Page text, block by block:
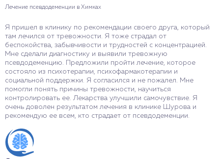
Лечение псевдодеменции в Химках
Я пришел в клинику по рекомендации своего друга, который
там лечился от тревожности. Я тоже страдал от
беспокойства, забывчивости и трудностей с концентрацией.
Мне сделали диагностику и выявили тревожную
псевдодеменцию. Предложили пройти лечение, которое
состояло из психотерапии, психофармакотерапии и
социальной поддержки. Я согласился и не пожалел. Мне
помогли понять причины тревожности, научиться
контролировать ее. Лекарства улучшили самочувствие. Я
очень доволен результатом лечения в клинике Шурова и
рекомендую ее всем, кто страдает от псевдодеменции.